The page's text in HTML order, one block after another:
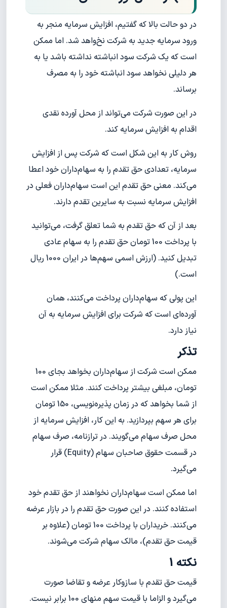
در دو حالت بالا که گفتیم، افزایش سرمایه منجر به
ورود سرمایه جدید به شرکت نخ‌واهد شد. اما ممکن
است که یک شرکت سود انباشته نداشته باشد یا به
هر دلیلی نخواهد سود انباشته خود را به مصرف
برساند.
در این صورت شرکت می‌تواند از محل آورده نقدی
اقدام به افزایش سرمایه کند.
روش کار به این شکل است که شرکت پس از افزایش
سرمایه، تعدادی حق تقدم را به سهام‌داران خود اعطا
می‌کند. معنی حق تقدم این است سهام‌داران فعلی در
افزایش سرمایه نسبت به سایرین تقدم دارند.
بعد از آن که حق تقدم به شما تعلق گرفت، می‌توانید
با پرداخت 100 تومان حق تقدم را به سهام عادی
تبدیل کنید. (ارزش اسمی سهم‌ها در ایران 1000 ریال
است.)
این پولی که سهام‌داران پرداخت می‌کنند، همان
آورده‌ای است که شرکت برای افزایش سرمایه به آن
نیاز دارد.
تذکر
ممکن است شرکت از سهام‌داران بخواهد بجای 100
تومان، مبلغی بیشتر پرداخت کنند. مثلا ممکن است
از شما بخواهد که در زمان پذیره‌نویسی، 150 تومان
برای هر سهم بپردازید. به این کار، افزایش سرمایه از
محل صرف سهام می‌گویند. در ترازنامه، صرف سهام
در قسمت حقوق صاحبان سهام (Equity) قرار
می‌گیرد.
اما ممکن است سهام‌داران نخواهند از حق تقدم خود
استفاده کنند. در این صورت حق تقدم را در بازار عرضه
می‌کنند. خریداران با پرداخت 100 تومان (علاوه بر
قیمت حق تقدم)، مالک سهام شرکت می‌شوند.
نکته 1
قیمت حق تقدم با سازوکار عرضه و تقاضا صورت
می‌گیرد و الزاما با قیمت سهم منهای 100 برابر نیست.